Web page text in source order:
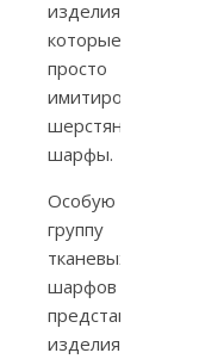
изделия,
которые
просто
имитировали
шерстяные
шарфы.
Особую
группу
тканевых
шарфов
представляли
изделия,